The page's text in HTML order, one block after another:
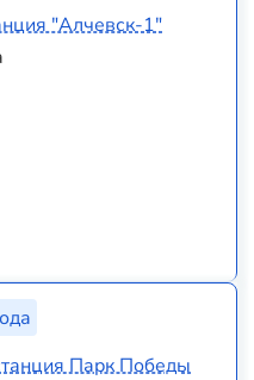
"Алчевск-1"
Парк Победы